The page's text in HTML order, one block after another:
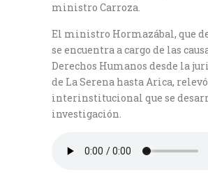
ministro Carroza.
El ministro Hormazábal, que
se encuentra a cargo de las
Derechos Humanos desde la
de La Serena hasta Arica,
interinstitucional que se
investigación.